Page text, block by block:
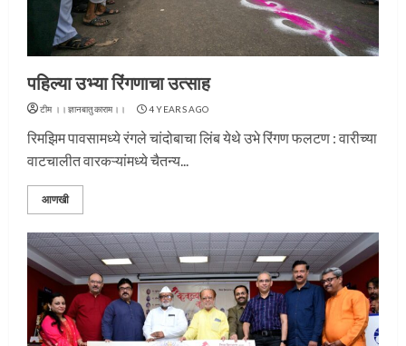
पहिल्या उभ्या रिंगणाचा उत्साह
टीम ।।ज्ञानबातुकाराम।। 4 YEARS AGO
रिमझिम पावसामध्ये रंगले चांदोबाचा लिंब येथे उभे रिंगण फलटण : वारीच्या
वाटचालीत वारकऱ्यांमध्ये चैतन्य...
आणखी